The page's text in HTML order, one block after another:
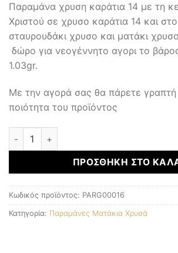
Παραμάνα χρυση καράτια 14 με τη
Χριστού σε χρυσο καράτια 14 και
σταυρουδάκι χρυσο και ματάκι
δώρο για νεογέννητο αγορι το
1.03gr.
Με την αγορά σας θα πάρετε γραπτή
ποιότητα του προϊόντος
Παραμάνες Ματάκια Χρυσά ποσότητα
ΠΡΟΣΘΉΚΗ ΣΤΟ
Κωδικός προϊόντος: PARG00016
Κατηγορία: Παραμάνες Ματάκια Χρυσά